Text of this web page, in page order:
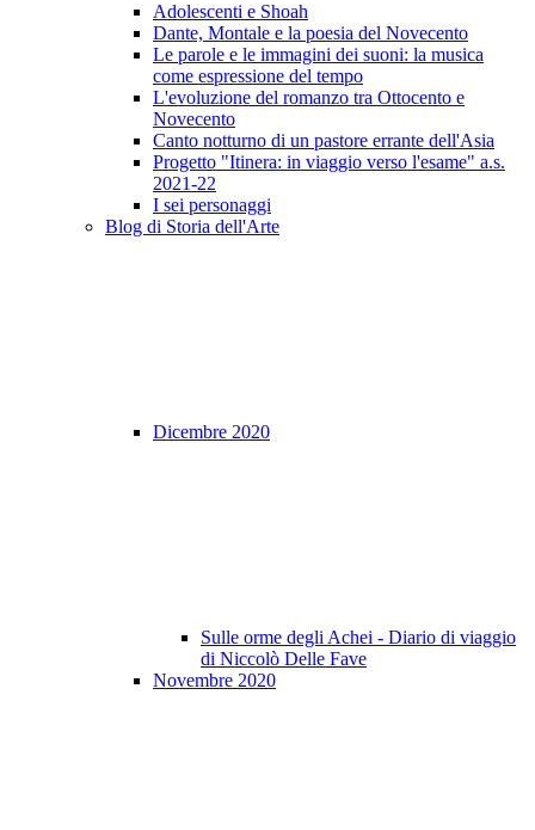
Adolescenti e Shoah
Dante, Montale e la poesia del Novecento
Le parole e le immagini dei suoni: la musica
come espressione del tempo
L'evoluzione del romanzo tra Ottocento e
Novecento
Canto notturno di un pastore errante dell'Asia
Progetto "Itinera: in viaggio verso l'esame" a.s.
2021-22
I sei personaggi
Blog di Storia dell'Arte
Dicembre 2020
Sulle orme degli Achei - Diario di viaggio
di Niccolò Delle Fave
Novembre 2020